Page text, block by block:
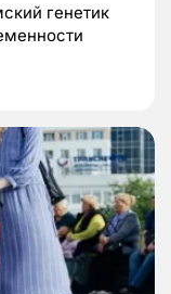
генетик